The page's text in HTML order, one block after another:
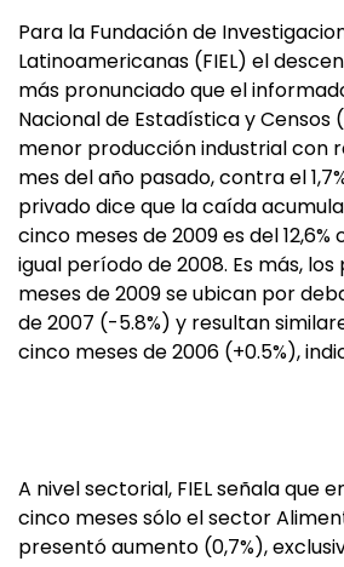
Para la Fundación de
Latinoamericanas (FIEL) el
más pronunciado que el
Nacional de Estadística y Censos
menor producción industrial con
mes del año pasado, contra el
privado dice que la caída
cinco meses de 2009 es del
igual período de 2008. Es más,
meses de 2009 se ubican por
de 2007 (-5.8%) y resultan
cinco meses de 2006 (+0.5%),
A nivel sectorial, FIEL señala que
cinco meses sólo el sector
presentó aumento (0,7%),